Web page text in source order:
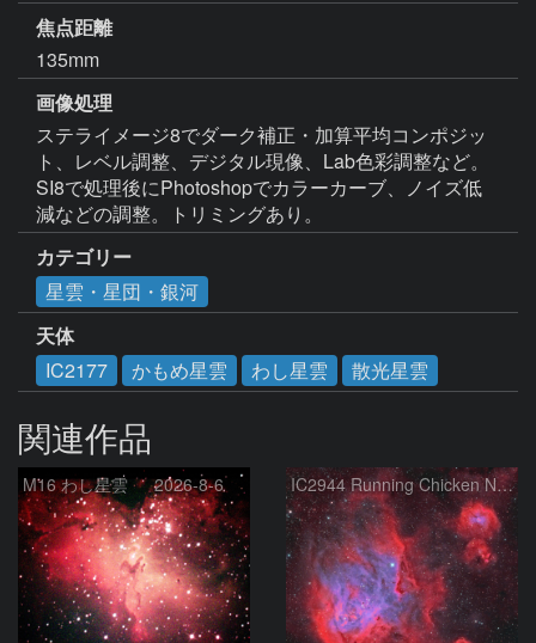
焦点距離
135mm
画像処理
ステライメージ8でダーク補正・加算平均コンポジッ
ト、レベル調整、デジタル現像、Lab色彩調整など。
SI8で処理後にPhotoshopでカラーカーブ、ノイズ低
減などの調整。トリミングあり。
カテゴリー
星雲・星団・銀河
天体
IC2177
かもめ星雲 わし星雲 散光星雲
関連作品
M16 わし星雲 2026-8-6 IC2944 Running Chicken Nebula